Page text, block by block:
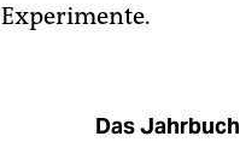
Experimente.
Das Jahrbuch